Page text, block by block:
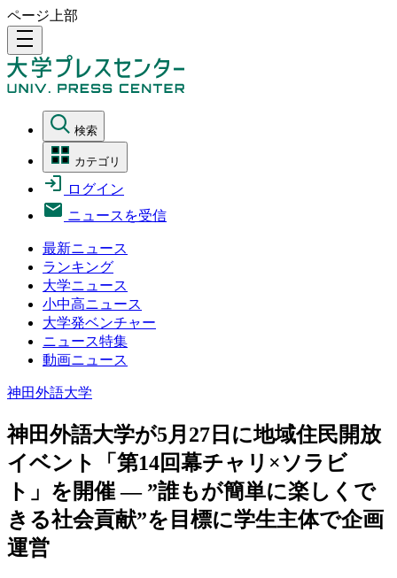
ページ上部
density_medium
検索
カテゴリ
ログイン
ニュースを受信
最新ニュース
ランキング
大学ニュース
小中高ニュース
大学発ベンチャー
ニュース特集
動画ニュース
神田外語大学
神田外語大学が5月27日に地域住民開放
イベント「第14回幕チャリ×ソラビ
ト」を開催 — ”誰もが簡単に楽しくで
きる社会貢献”を目標に学生主体で企画
運営